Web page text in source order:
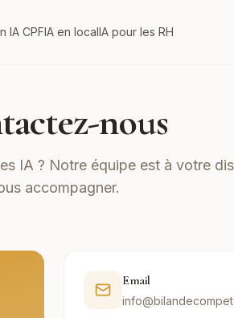
IA CPFIA en localIA pour les RH
nous
IA ? Notre équipe est à votre
accompagner.
Email